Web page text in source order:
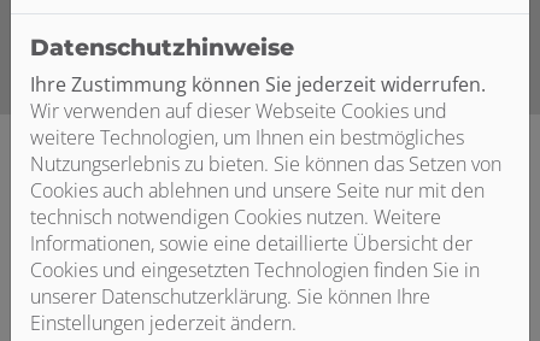
Datenschutzhinweise
Ihre Zustimmung können Sie jederzeit widerrufen.
Wir verwenden auf dieser Webseite Cookies und
weitere Technologien, um Ihnen ein bestmögliches
Nutzungserlebnis zu bieten. Sie können das Setzen von
Cookies auch ablehnen und unsere Seite nur mit den
technisch notwendigen Cookies nutzen. Weitere
Informationen, sowie eine detaillierte Übersicht der
Cookies und eingesetzten Technologien finden Sie in
unserer Datenschutzerklärung. Sie können Ihre
Einstellungen jederzeit ändern.